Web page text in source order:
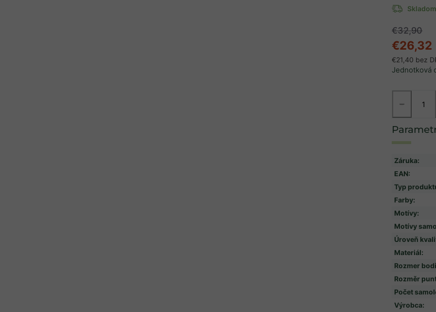
€32,90
€26,32
€21,40 bez
Jednotková
−
Záruka:
EAN:
Typ
Farby:
Motívy:
Motívy
Úroveň
Materiál:
Rozmer
Rozměr
Počet
Výrobca: